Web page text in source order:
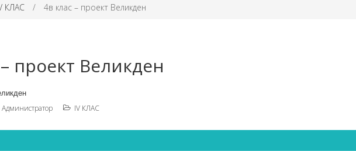
КЛАС / 4в клас – проект Великден
проект Великден
Администратор IV КЛАС